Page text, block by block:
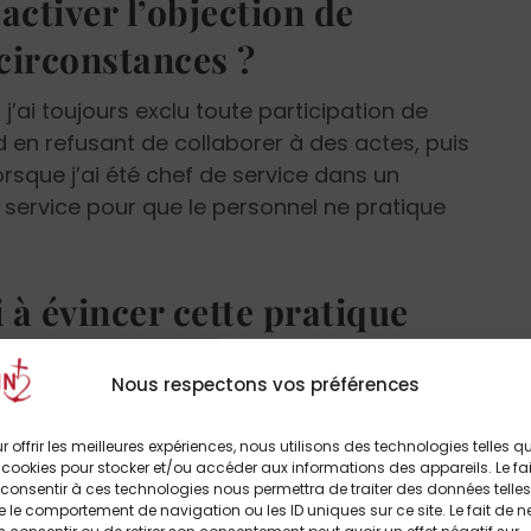
Nous respectons vos préférences
offrir les meilleures expériences, nous utilisons des technologies telles
pour stocker et/ou accéder aux informations des appareils. Le
à ces technologies nous permettra de traiter des données telles
le comportement de navigation ou les ID uniques sur ce site. Le fait de
l’objection de
?
toujours exclu toute participation de
en refusant de collaborer à des actes, puis
j’ai été chef de service dans un
pour que le personnel ne pratique
évincer cette pratique
non discutable. Lorsqu’on est intimement
était-elle évidente, ou